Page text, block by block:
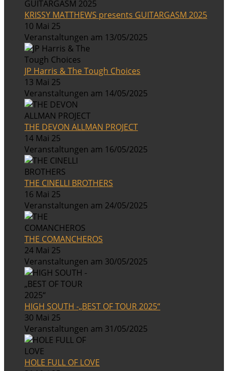
KRISSY MATTHEWS presents GUITARGASM 2025
10 Mai 25
Veranstaltungen am 13/05/2025
JP Harris & The Tough Choices
13 Mai 25
Veranstaltungen am 14/05/2025
THE DEVON ALLMAN PROJECT
14 Mai 25
Veranstaltungen am 16/05/2025
THE CINELLI BROTHERS
16 Mai 25
Veranstaltungen am 24/05/2025
THE COMANCHEROS
24 Mai 25
Veranstaltungen am 30/05/2025
HIGH SOUTH -„BEST OF TOUR 2025“
30 Mai 25
Veranstaltungen am 31/05/2025
HOLE FULL OF LOVE